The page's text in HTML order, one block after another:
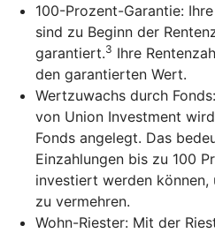
100-Prozent-Garantie:
sind zu Beginn der
garantiert.3 Ihre
den garantierten Wert.
Wertzuwachs durch
von Union Investment
Fonds angelegt. Das
Einzahlungen bis zu 100
investiert werden können,
zu vermehren.
Wohn-Riester: Mit der